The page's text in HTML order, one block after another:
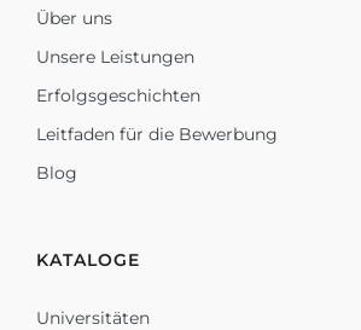
Über uns
Unsere Leistungen
Erfolgsgeschichten
Leitfaden für die Bewerbung
Blog
KATALOGE
Universitäten